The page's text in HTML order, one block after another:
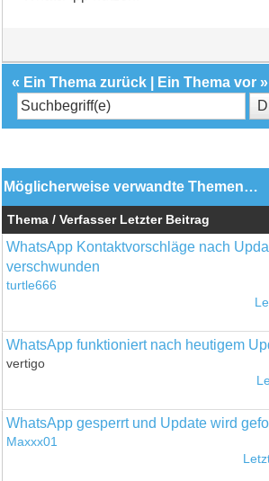
« Ein Thema zurück Ein Thema vor »
Möglicherweise verwandte Themen…
Thema / Verfasser Letzter Beitrag
WhatsApp Kontaktvorschläge nach
verschwunden
turtle666
WhatsApp funktioniert nach heutigem
vertigo
WhatsApp gesperrt und Update wird
Maxxx01